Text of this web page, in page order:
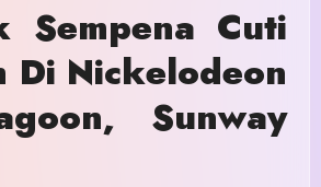
Sempena Cuti
Di Nickelodeon
Sunway